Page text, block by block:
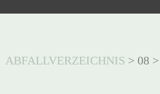
ABFALLVERZEICHNIS > 08 >